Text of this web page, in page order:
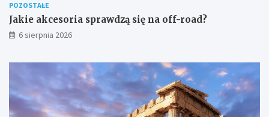
POZOSTAŁE
Jakie akcesoria sprawdzą się na off-road?
6 sierpnia 2026